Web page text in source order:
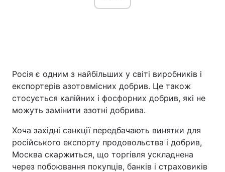
Росія є одним з найбільших у світі виробників і
експортерів азотовмісних добрив. Це також
стосується калійних і фосфорних добрив, які не
можуть замінити азотні добрива.
Хоча західні санкції передбачають винятки для
російського експорту продовольства і добрив,
Москва скаржиться, що торгівля ускладнена
через побоювання покупців, банків і страховиків